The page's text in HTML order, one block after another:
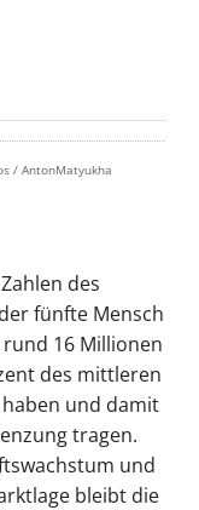
/ AntonMatyukha
des
fünfte Mensch
16 Millionen
des mittleren
und damit
tragen.
und
bleibt die